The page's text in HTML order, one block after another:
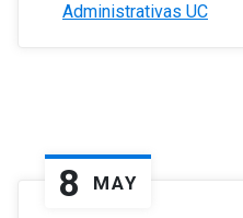
Administrativas UC
8 MAY